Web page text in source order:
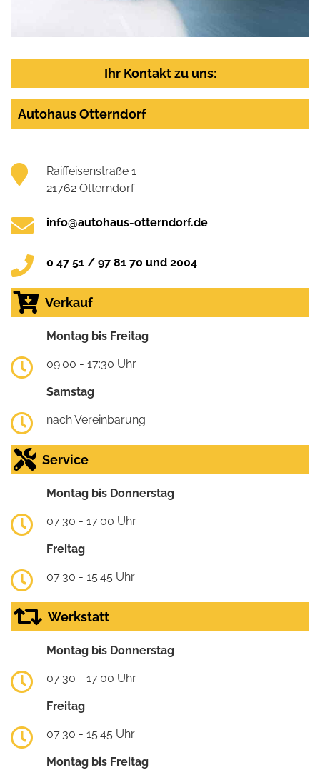
Ihr Kontakt zu uns:
Autohaus Otterndorf
Raiffeisenstraße 1
21762 Otterndorf
info@autohaus-otterndorf.de
0 47 51 / 97 81 70 und 2004
Verkauf
Montag bis Freitag
09:00 - 17:30 Uhr
Samstag
nach Vereinbarung
Service
Montag bis Donnerstag
07:30 - 17:00 Uhr
Freitag
07:30 - 15:45 Uhr
Werkstatt
Montag bis Donnerstag
07:30 - 17:00 Uhr
Freitag
07:30 - 15:45 Uhr
Montag bis Freitag